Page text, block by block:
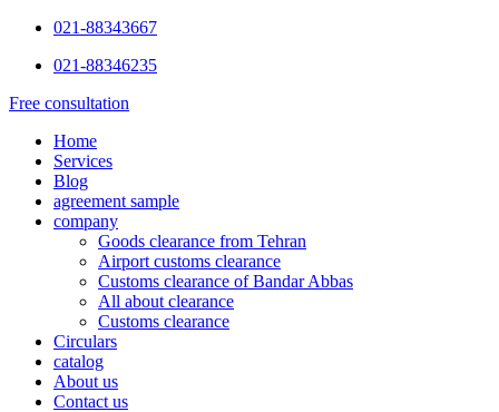
021-88343667
021-88346235
Free consultation
Home
Services
Blog
agreement sample
company
Goods clearance from Tehran
Airport customs clearance
Customs clearance of Bandar Abbas
All about clearance
Customs clearance
Circulars
catalog
About us
Contact us